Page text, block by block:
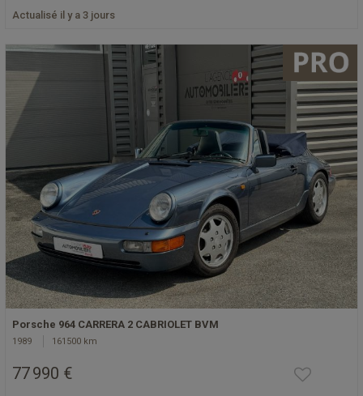
Actualisé il y a 3 jours
Porsche 964 CARRERA 2 CABRIOLET BVM
1989 161500 km
77 990 €